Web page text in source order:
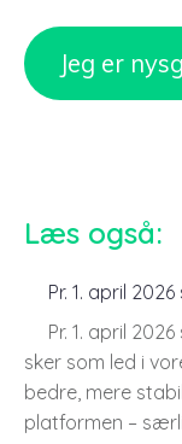
Jeg er
Læs også:
Pr. 1. april
Pr. 1. april
sker som led i
bedre, mere
platformen –